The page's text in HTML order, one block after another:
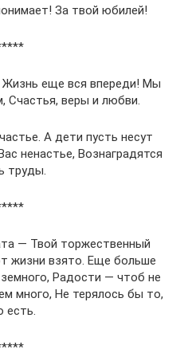
За твой юбилей!
еще вся впереди! Мы
Счастья, веры и любви.
А дети пусть несут
ненастье, Вознаградятся
труды.
— Твой торжественный
жизни взято. Еще больше
Радости — чтоб не
много, Не терялось бы то,
есть.